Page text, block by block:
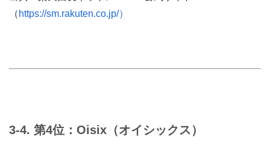
（ https://sm.rakuten.co.jp/）
3-4. 第4位：Oisix（オイシックス）